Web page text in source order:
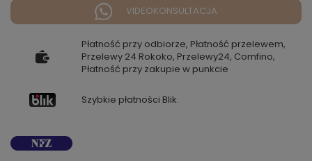
VIDEOKONSULTACJA
Płatność przy odbiorze, Płatność przelewem,
Przelewy 24 Rokoko, Przelewy24, Comfino,
Płatność przy zakupie w punkcie
Szybkie płatności Blik.